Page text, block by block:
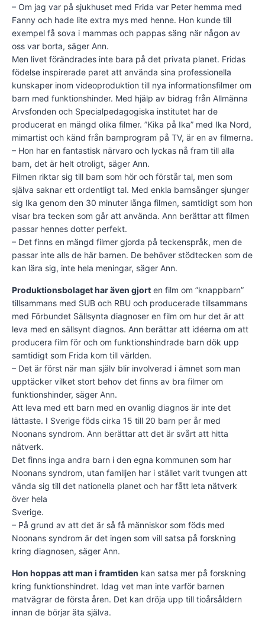
– Om jag var på sjukhuset med Frida var Peter hemma med
Fanny och hade lite extra mys med henne. Hon kunde till
exempel få sova i mammas och pappas säng när någon av
oss var borta, säger Ann.
Men livet förändrades inte bara på det privata planet. Fridas
födelse inspirerade paret att använda sina professionella
kunskaper inom videoproduktion till nya informationsfilmer om
barn med funktionshinder. Med hjälp av bidrag från Allmänna
Arvsfonden och Specialpedagogiska institutet har de
producerat en mängd olika filmer. ”Kika på Ika” med Ika Nord,
mimartist och känd från barnprogram på TV, är en av filmerna.
– Hon har en fantastisk närvaro och lyckas nå fram till alla
barn, det är helt otroligt, säger Ann.
Filmen riktar sig till barn som hör och förstår tal, men som
själva saknar ett ordentligt tal. Med enkla barnsånger sjunger
sig Ika genom den 30 minuter långa filmen, samtidigt som hon
visar bra tecken som går att använda. Ann berättar att filmen
passar hennes dotter perfekt.
– Det finns en mängd filmer gjorda på teckenspråk, men de
passar inte alls de här barnen. De behöver stödtecken som de
kan lära sig, inte hela meningar, säger Ann.
Produktionsbolaget har även gjort en film om ”knappbarn”
tillsammans med SUB och RBU och producerade tillsammans
med Förbundet Sällsynta diagnoser en film om hur det är att
leva med en sällsynt diagnos. Ann berättar att idéerna om att
producera film för och om funktionshindrade barn dök upp
samtidigt som Frida kom till världen.
– Det är först när man själv blir involverad i ämnet som man
upptäcker vilket stort behov det finns av bra filmer om
funktionshinder, säger Ann.
Att leva med ett barn med en ovanlig diagnos är inte det
lättaste. I Sverige föds cirka 15 till 20 barn per år med
Noonans syndrom. Ann berättar att det är svårt att hitta
nätverk.
Det finns inga andra barn i den egna kommunen som har
Noonans syndrom, utan familjen har i stället varit tvungen att
vända sig till det nationella planet och har fått leta nätverk
över hela
Sverige.
– På grund av att det är så få människor som föds med
Noonans syndrom är det ingen som vill satsa på forskning
kring diagnosen, säger Ann.
Hon hoppas att man i framtiden kan satsa mer på forskning
kring funktionshindret. Idag vet man inte varför barnen
matvägrar de första åren. Det kan dröja upp till tioårsåldern
innan de börjar äta själva.